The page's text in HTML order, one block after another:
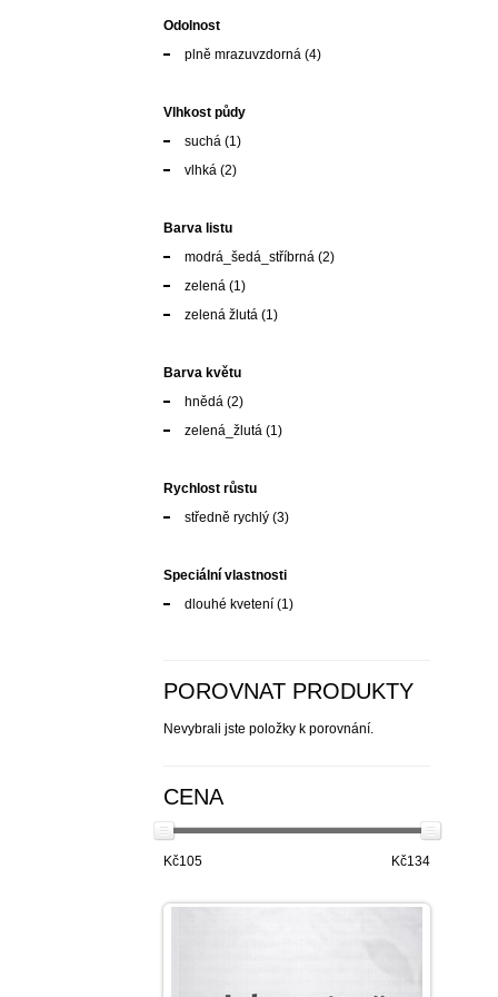
Odolnost
plně mrazuvzdorná (4)
Vlhkost půdy
suchá (1)
vlhká (2)
Barva listu
modrá_šedá_stříbrná (2)
zelená (1)
zelená žlutá (1)
Barva květu
hnědá (2)
zelená_žlutá (1)
Rychlost růstu
středně rychlý (3)
Speciální vlastnosti
dlouhé kvetení (1)
POROVNAT PRODUKTY
Nevybrali jste položky k porovnání.
CENA
Kč105 Kč134